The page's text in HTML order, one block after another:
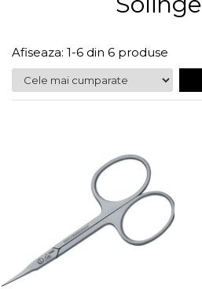
Truse manichiură bărbați
Afiseaza: 1-6 din 6 produse